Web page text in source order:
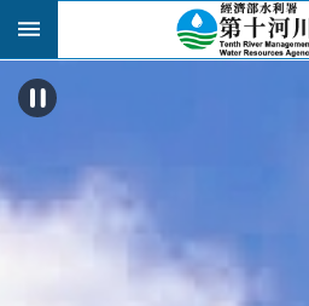
跳到主要內容區塊